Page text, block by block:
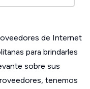
de Internet
para brindarles
sobre sus
tenemos